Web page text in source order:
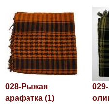
028-Рыжая
арафатка (1)